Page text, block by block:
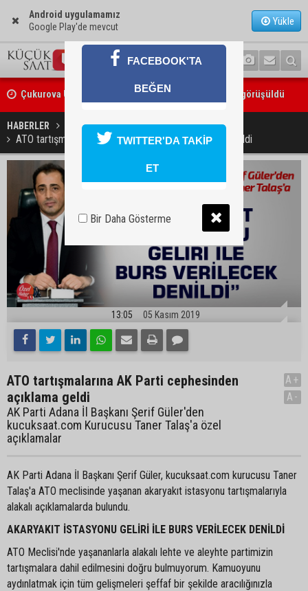
Android uygulamamız
Google Play'de mevcut
Yükle
Çukurova Üniversitesi’nde Ar-Ge ve sanayi iş birliği görüşüldü
Seyhan’da gıda işletmelerine sıkı denetim
HABERLER GÜNDEM
ATO tartışmalarına AK Parti cephesinden açıklama geldi
13:05 05 Kasım 2019
ATO tartışmalarına AK Parti cephesinden
açıklama geldi
AK Parti Adana İl Başkanı Şerif Güler'den
kucuksaat.com Kurucusu Taner Talaş'a özel
açıklamalar
A+
A-
AK Parti Adana İl Başkanı Şerif Güler, kucuksaat.com kurucusu Taner
Talaş'a ATO meclisinde yaşanan akaryakıt istasyonu tartışmalarıyla
alakalı açıklamalarda bulundu.
AKARYAKIT İSTASYONU GELİRİ İLE BURS VERİLECEK DENİLDİ
ATO Meclisi'nde yaşananlarla alakalı lehte ve aleyhte partimizin
tartışmalara dahil edilmesini doğru bulmuyorum. Kamuoyunu
aydınlatmak için tüm gelişmeleri şeffaf bir şekilde aracılığınızla
FACEBOOK'TA
BEĞEN
TWITTER'DA TAKİP
ET
Bir Daha Gösterme